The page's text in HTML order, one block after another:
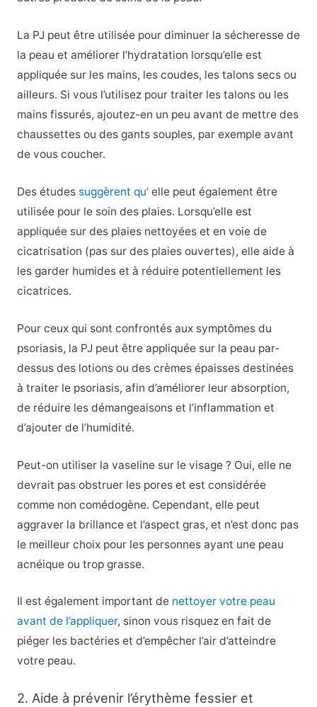
La PJ peut être utilisée pour diminuer la sécheresse de
la peau et améliorer l’hydratation lorsqu’elle est
appliquée sur les mains, les coudes, les talons secs ou
ailleurs. Si vous l’utilisez pour traiter les talons ou les
mains fissurés, ajoutez-en un peu avant de mettre des
chaussettes ou des gants souples, par exemple avant
de vous coucher.
Des études suggèrent qu’elle peut également être
utilisée pour le soin des plaies. Lorsqu’elle est
appliquée sur des plaies nettoyées et en voie de
cicatrisation (pas sur des plaies ouvertes), elle aide à
les garder humides et à réduire potentiellement les
cicatrices.
Pour ceux qui sont confrontés aux symptômes du
psoriasis, la PJ peut être appliquée sur la peau par-
dessus des lotions ou des crèmes épaisses destinées
à traiter le psoriasis, afin d’améliorer leur absorption,
de réduire les démangeaisons et l’inflammation et
d’ajouter de l’humidité.
Peut-on utiliser la vaseline sur le visage ? Oui, elle ne
devrait pas obstruer les pores et est considérée
comme non comédogène. Cependant, elle peut
aggraver la brillance et l’aspect gras, et n’est donc pas
le meilleur choix pour les personnes ayant une peau
acnéique ou trop grasse.
Il est également important de nettoyer votre peau
avant de l’appliquer, sinon vous risquez en fait de
piéger les bactéries et d’empêcher l’air d’atteindre
votre peau.
2. Aide à prévenir l’érythème fessier et